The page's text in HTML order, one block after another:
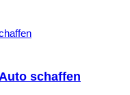
schaffen